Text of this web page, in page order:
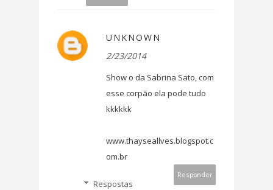
UNKNOWN
2/23/2014
Show o da Sabrina Sato, com
esse corpão ela pode tudo
kkkkkk
www.thayseallves.blogspot.c
om.br
Responder
Respostas